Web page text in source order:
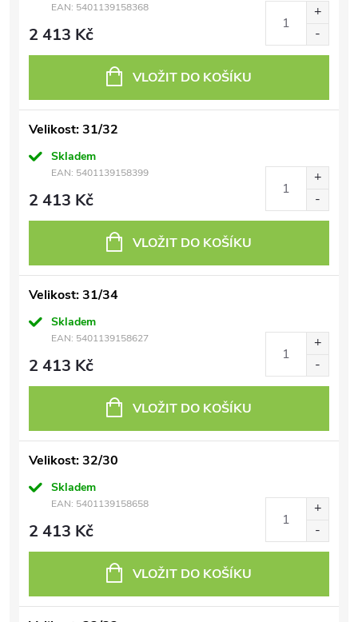
EAN: 5401139158368
2 413 Kč
VLOŽIT DO KOŠÍKU
Velikost: 31/32
Skladem
EAN: 5401139158399
2 413 Kč
VLOŽIT DO KOŠÍKU
Velikost: 31/34
Skladem
EAN: 5401139158627
2 413 Kč
VLOŽIT DO KOŠÍKU
Velikost: 32/30
Skladem
EAN: 5401139158658
2 413 Kč
VLOŽIT DO KOŠÍKU